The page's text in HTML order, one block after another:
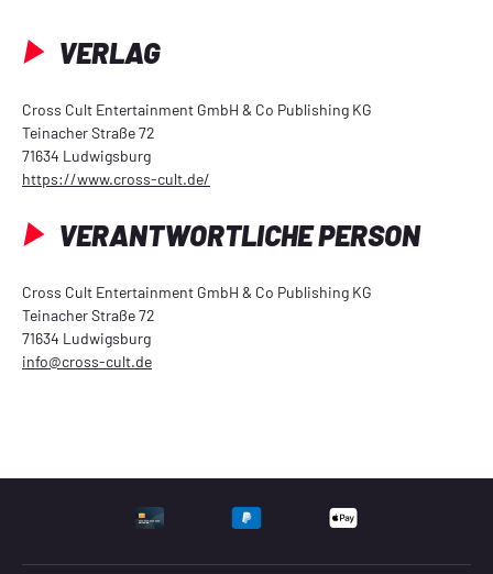
VERLAG
Cross Cult Entertainment GmbH & Co Publishing KG
Teinacher Straße 72
71634 Ludwigsburg
https://www.cross-cult.de/
VERANTWORTLICHE PERSON
Cross Cult Entertainment GmbH & Co Publishing KG
Teinacher Straße 72
71634 Ludwigsburg
info@cross-cult.de
UNTERSTÜTZTE